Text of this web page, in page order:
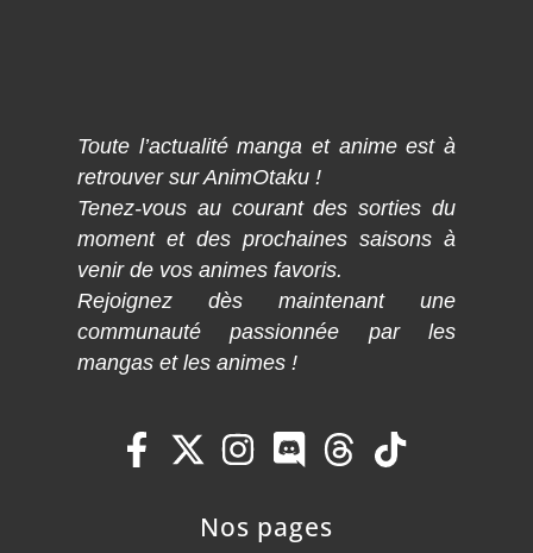
Toute l’actualité manga et anime est à
retrouver sur AnimOtaku !
Tenez-vous au courant des sorties du
moment et des prochaines saisons à
venir de vos animes favoris.
Rejoignez dès maintenant une
communauté passionnée par les
mangas et les animes !
Nos pages